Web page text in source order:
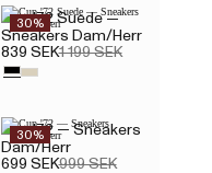
30%
Cup '72 Suede —
Sneakers Dam/Herr
839 SEK1 199 SEK
30%
Cup '72 — Sneakers
Dam/Herr
699 SEK999 SEK